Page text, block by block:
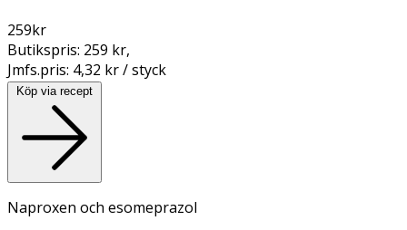
259kr
Butikspris: 259 kr,
Jmfs.pris: 4,32 kr / styck
Köp via recept
Naproxen och esomeprazol